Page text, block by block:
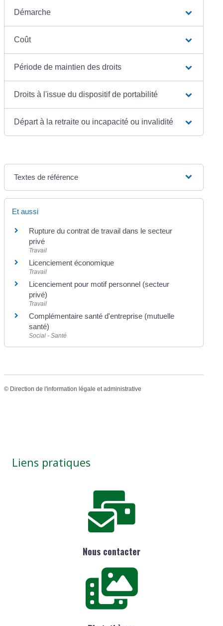
Démarche
Coût
Période de maintien des droits
Droits à l'issue du dispositif de portabilité
Départ à la retraite ou incapacité ou invalidité
Textes de référence
Et aussi
Rupture du contrat de travail dans le secteur
privé
Travail
Licenciement économique
Travail
Licenciement pour motif personnel (secteur
privé)
Travail
Complémentaire santé d'entreprise (mutuelle
santé)
Social - Santé
© Direction de l'information légale et administrative
Liens pratiques
Nous contacter